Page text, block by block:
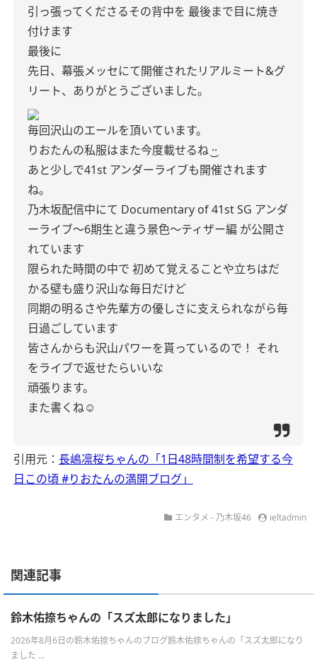
引っ張ってくださるその背中を 最後まで目に焼き
付けます
最後に
先日、幕張メッセにて開催されたリアルミート&グ
リート、ありがとうございました。
毎回沢山のエールを頂いています。
りおたんの私服はまた今度載せるね ·͜·
あと少しで41st アンダーライブも開催されます
ね。
乃木坂配信中にて Documentary of 41st SG アンダ
ーライブ〜6期生と違う景色〜ティザー編 が公開さ
れています
限られた時間の中で 初めて覚えることや立ちはだ
かる壁も盛り沢山な毎日だけど
同期の明るさや先輩方の優しさに支えられながら毎
日過ごしています
皆さんからも沢山パワーを貰っているので！ それ
をライブで返せたらいいな
頑張ります。
また書くね☺︎
引用元： 長嶋凛桜ちゃんの「1日48時間制を希望する今
日この頃 #りおたんの満開ブログ」
エンタメ - 乃木坂46 ieltadmin
関連記事
鈴木佑捺ちゃんの「スズ太郎になりました」
2026年8月6日の鈴木佑捺ちゃんのブログ鈴木佑捺ちゃんの「スズ太郎になり
ました ...